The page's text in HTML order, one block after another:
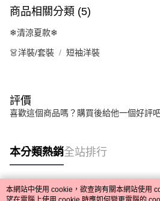
商品相關分類 (5)
❄清涼夏款❄
👗洋裝/套裝 短袖洋裝
評價
喜歡這個商品嗎？購買後給他一個好評吧
本分類熱銷全站排行
本網站中使用 cookie，欲查詢有關本網站使用